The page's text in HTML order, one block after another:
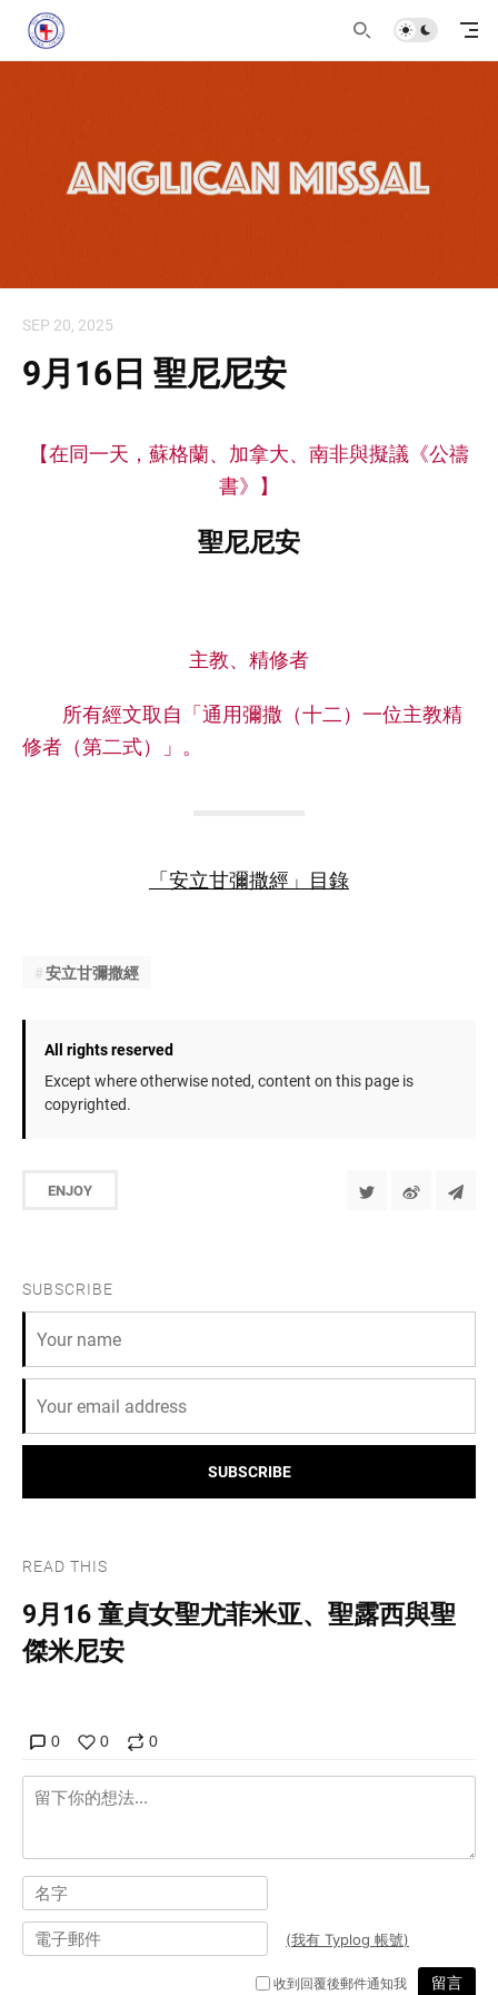
SEP 20, 2025
9月16日 聖尼尼安
【在同一天，蘇格蘭、加拿大、南非與擬議《公禱
書》】
聖尼尼安
主教、精修者
所有經文取自「通用彌撒（十二）一位主教精
修者（第二式）」。
「安立甘彌撒經」目錄
安立甘彌撒經
All rights reserved
Except where otherwise noted, content on this page is
copyrighted.
ENJOY
SUBSCRIBE
SUBSCRIBE
READ THIS
9月16 童貞女聖尤菲米亚、聖露西與聖
傑米尼安